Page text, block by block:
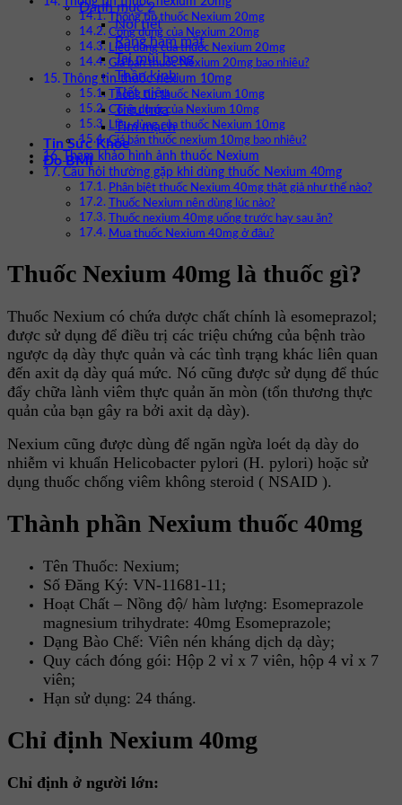
Danh mục 2
Nội tiết
Răng hàm mặt
Tai mũi họng
Thần kinh
Tiết niệu
Tiêu hóa
Tim mạch
Tin Sức Khỏe
Đo BMI
Thông tin thuốc Nexium 20mg
Công dụng của Nexium 20mg
Liều dùng của thuốc Nexium 20mg
Giá bán thuốc Nexium 20mg bao nhiêu?
Thông tin thuốc nexium 10mg
Thông tin thuốc Nexium 10mg
Công dụng của Nexium 10mg
Liều dùng của thuốc Nexium 10mg
Giá bán thuốc nexium 10mg bao nhiêu?
Tham khảo hình ảnh thuốc Nexium
Câu hỏi thường gặp khi dùng thuốc Nexium 40mg
Phân biệt thuốc Nexium 40mg thật giả như thế nào?
Thuốc Nexium nên dùng lúc nào?
Thuốc nexium 40mg uống trước hay sau ăn?
Mua thuốc Nexium 40mg ở đâu?
Thuốc Nexium 40mg là thuốc gì?
Thuốc Nexium có chứa dược chất chính là esomeprazol;
được sử dụng để điều trị các triệu chứng của bệnh trào
ngược dạ dày thực quản và các tình trạng khác liên quan
đến axit dạ dày quá mức. Nó cũng được sử dụng để thúc
đẩy chữa lành viêm thực quản ăn mòn (tổn thương thực
quản của bạn gây ra bởi axit dạ dày).
Nexium cũng được dùng để ngăn ngừa loét dạ dày do
nhiễm vi khuẩn Helicobacter pylori (H. pylori) hoặc sử
dụng thuốc chống viêm không steroid ( NSAID ).
Thành phần Nexium thuốc 40mg
Tên Thuốc: Nexium;
Số Đăng Ký: VN-11681-11;
Hoạt Chất – Nồng độ/ hàm lượng: Esomeprazole
magnesium trihydrate: 40mg Esomeprazole;
Dạng Bào Chế: Viên nén kháng dịch dạ dày;
Quy cách đóng gói: Hộp 2 vỉ x 7 viên, hộp 4 vỉ x 7
viên;
Hạn sử dụng: 24 tháng.
Chỉ định Nexium 40mg
Chỉ định ở người lớn: